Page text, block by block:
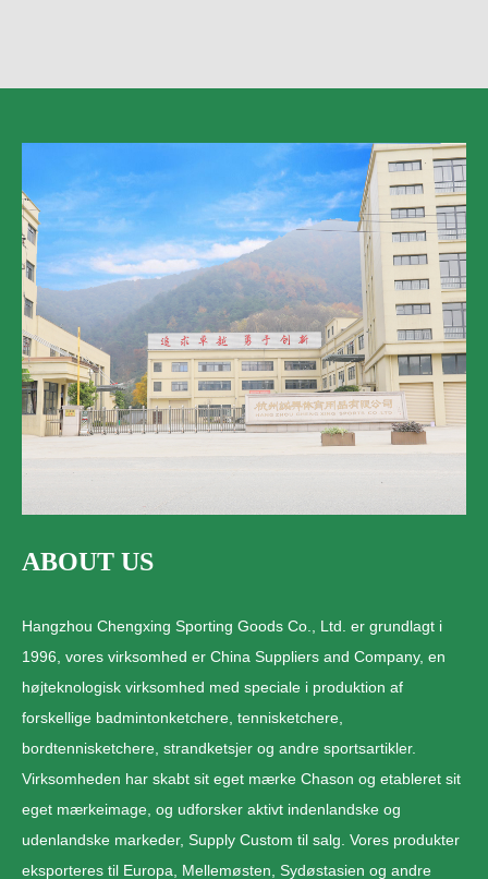
ABOUT US
Hangzhou Chengxing Sporting Goods Co., Ltd. er grundlagt i
1996, vores virksomhed er China Suppliers and Company, en
højteknologisk virksomhed med speciale i produktion af
forskellige badmintonketchere, tennisketchere,
bordtennisketchere, strandketsjer og andre sportsartikler.
Virksomheden har skabt sit eget mærke Chason og etableret sit
eget mærkeimage, og udforsker aktivt indenlandske og
udenlandske markeder, Supply Custom til salg. Vores produkter
eksporteres til Europa, Mellemøsten, Sydøstasien og andre